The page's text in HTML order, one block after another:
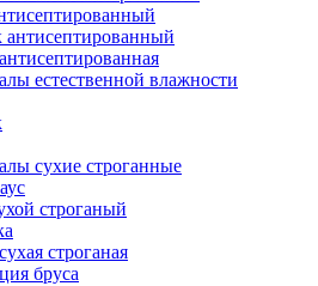
антисептированный
естественной влажности
сухие строганные
строганый
строганая
бруса